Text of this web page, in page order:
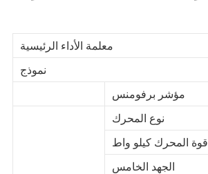
معلمة الأداء الرئيسية
نموذج
مؤشر برفومنس
نوع المحرك
قوة المحرك كيلو واط
الجهد الخامس